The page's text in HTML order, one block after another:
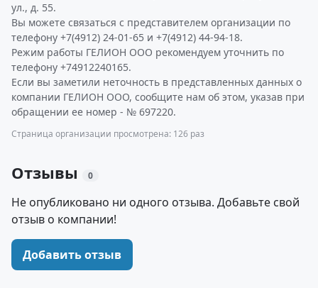
ул., д. 55.
Вы можете связаться с представителем организации по
телефону +7(4912) 24-01-65 и +7(4912) 44-94-18.
Режим работы ГЕЛИОН ООО рекомендуем уточнить по
телефону +74912240165.
Если вы заметили неточность в представленных данных о
компании ГЕЛИОН ООО, сообщите нам об этом, указав при
обращении ее номер - № 697220.
Страница организации просмотрена: 126 раз
Отзывы 0
Не опубликовано ни одного отзыва. Добавьте свой
отзыв о компании!
Добавить отзыв